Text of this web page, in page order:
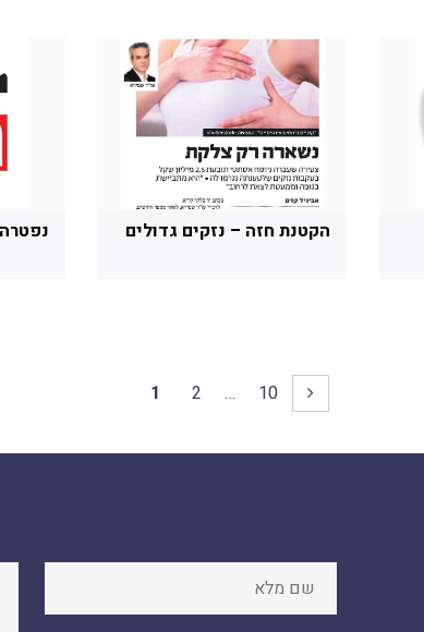
הקטנת חזה – נזקים גדולים
1 2 … 10